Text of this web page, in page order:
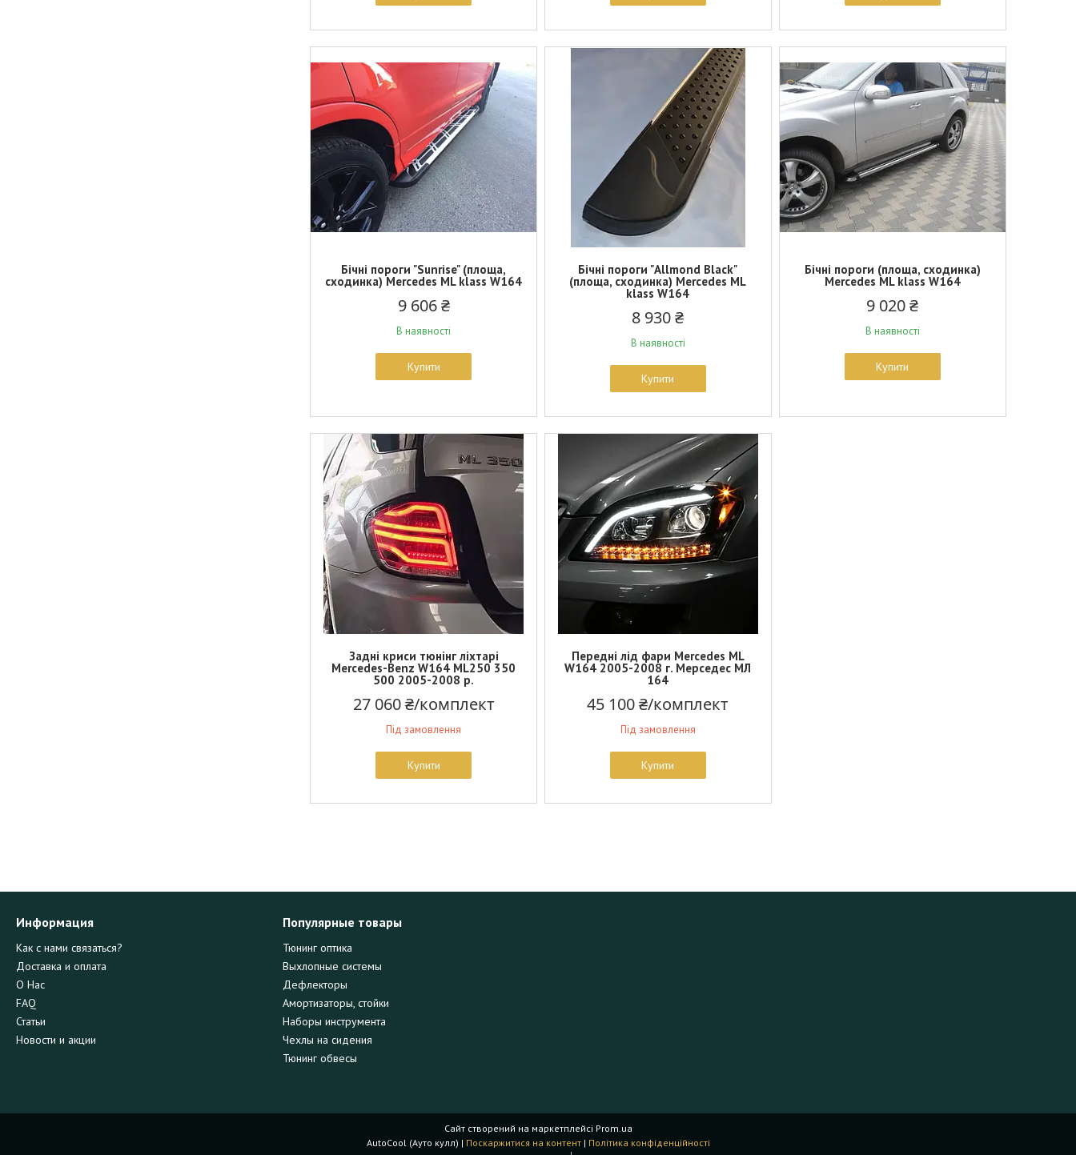
Бічні пороги "Sunrise" (площа,
сходинка) Mercedes ML klass W164
9 606 ₴
В наявності
Купити
Бічні пороги "Allmond Black"
(площа, сходинка) Mercedes ML
klass W164
8 930 ₴
В наявності
Купити
Бічні пороги (площа, сходинка)
Mercedes ML klass W164
9 020 ₴
В наявності
Купити
Задні криси тюнінг ліхтарі
Mercedes-Benz W164 ML250 350
500 2005-2008 р.
27 060 ₴/комплект
Під замовлення
Купити
Передні лід фари Mercedes ML
W164 2005-2008 г. Мерседес МЛ
164
45 100 ₴/комплект
Під замовлення
Купити
Информация
Как с нами связаться?
Доставка и оплата
О Нас
FAQ
Статьи
Новости и акции
Популярные товары
Тюнинг оптика
Выхлопные системы
Дефлекторы
Амортизаторы, стойки
Наборы инструмента
Чехлы на сидения
Тюнинг обвесы
Сайт створений на маркетплейсі Prom.ua
AutoCool (Ауто кулл) | Поскаржитися на контент | Політика конфіденційності